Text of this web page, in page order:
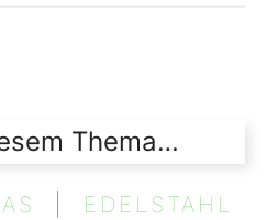
Thema…
EDELSTAHL